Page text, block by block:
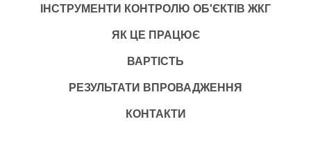
ІНСТРУМЕНТИ КОНТРОЛЮ ОБ'ЄКТІВ ЖКГ
ЯК ЦЕ ПРАЦЮЄ
ВАРТІСТЬ
РЕЗУЛЬТАТИ ВПРОВАДЖЕННЯ
КОНТАКТИ